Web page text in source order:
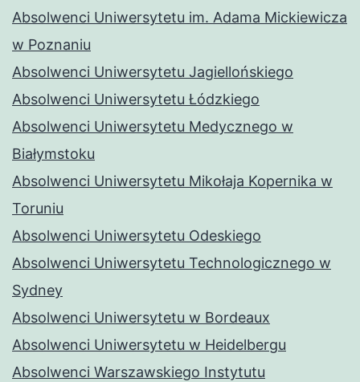
Absolwenci Uniwersytetu im. Adama Mickiewicza
w Poznaniu
Absolwenci Uniwersytetu Jagiellońskiego
Absolwenci Uniwersytetu Łódzkiego
Absolwenci Uniwersytetu Medycznego w
Białymstoku
Absolwenci Uniwersytetu Mikołaja Kopernika w
Toruniu
Absolwenci Uniwersytetu Odeskiego
Absolwenci Uniwersytetu Technologicznego w
Sydney
Absolwenci Uniwersytetu w Bordeaux
Absolwenci Uniwersytetu w Heidelbergu
Absolwenci Warszawskiego Instytutu